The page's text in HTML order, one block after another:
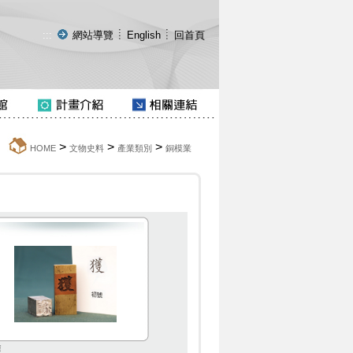
::: 網站導覽 English 回首頁
HOME> 文物史料> 產業類別 > 銅模業